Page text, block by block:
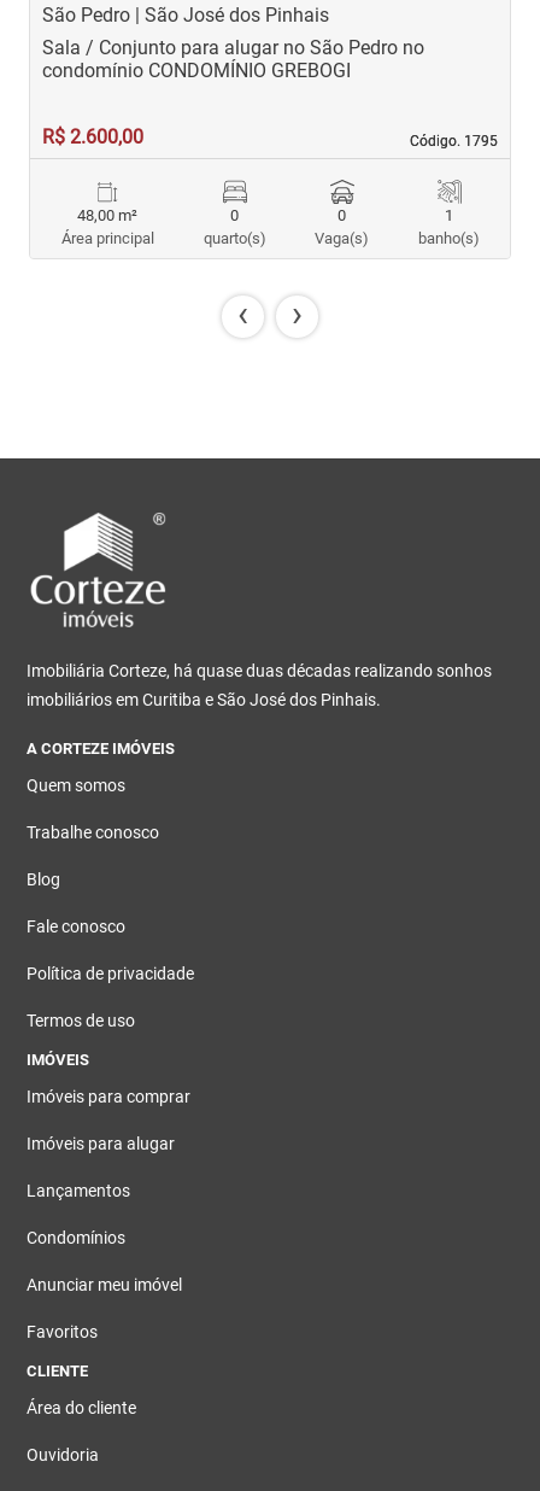
São Pedro | São José dos Pinhais
Código. 1795
Código. 1795
Sala / Conjunto para alugar no São Pedro no
condomínio CONDOMÍNIO GREBOGI
R$ 2.600,00
48,00 m²
Área principal
0
quarto(s)
0
Vaga(s)
1
banho(s)
‹ ›
Imobiliária Corteze, há quase duas décadas realizando sonhos
imobiliários em Curitiba e São José dos Pinhais.
A CORTEZE IMÓVEIS
Quem somos
Trabalhe conosco
Blog
Fale conosco
Política de privacidade
Termos de uso
IMÓVEIS
Imóveis para comprar
Imóveis para alugar
Lançamentos
Condomínios
Anunciar meu imóvel
Favoritos
CLIENTE
Área do cliente
Ouvidoria